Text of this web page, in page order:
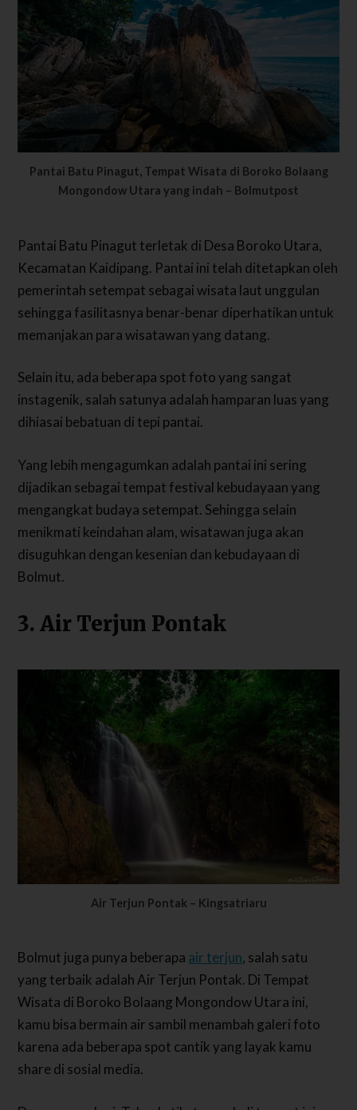
Pantai Batu Pinagut, Tempat Wisata di Boroko Bolaang
Mongondow Utara yang indah – Bolmutpost
Pantai Batu Pinagut terletak di Desa Boroko Utara,
Kecamatan Kaidipang. Pantai ini telah ditetapkan oleh
pemerintah setempat sebagai wisata laut unggulan
sehingga fasilitasnya benar-benar diperhatikan untuk
memanjakan para wisatawan yang datang.
Selain itu, ada beberapa spot foto yang sangat
instagenik, salah satunya adalah hamparan luas yang
dihiasai bebatuan di tepi pantai.
Yang lebih mengagumkan adalah pantai ini sering
dijadikan sebagai tempat festival kebudayaan yang
mengangkat budaya setempat. Sehingga selain
menikmati keindahan alam, wisatawan juga akan
disuguhkan dengan kesenian dan kebudayaan di
Bolmut.
3. Air Terjun Pontak
Air Terjun Pontak – Kingsatriaru
Bolmut juga punya beberapa air terjun, salah satu
yang terbaik adalah Air Terjun Pontak. Di Tempat
Wisata di Boroko Bolaang Mongondow Utara ini,
kamu bisa bermain air sambil menambah galeri foto
karena ada beberapa spot cantik yang layak kamu
share di sosial media.